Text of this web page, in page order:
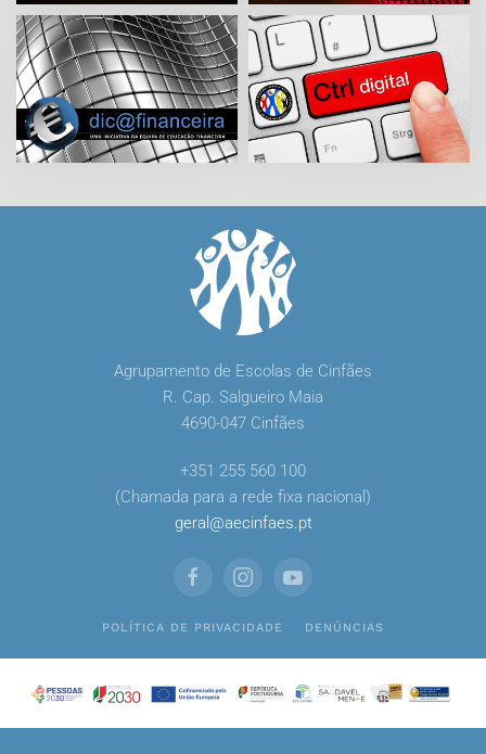
Agrupamento de Escolas de Cinfães
R. Cap. Salgueiro Maia
4690-047 Cinfães
+351 255 560 100
(Chamada para a rede fixa nacional)
geral @aecinfaes.pt
POLÍTICA DE PRIVACIDADE DENÚNCIAS